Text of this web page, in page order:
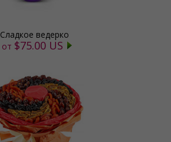
Сладкое ведерко
от $75.00 US